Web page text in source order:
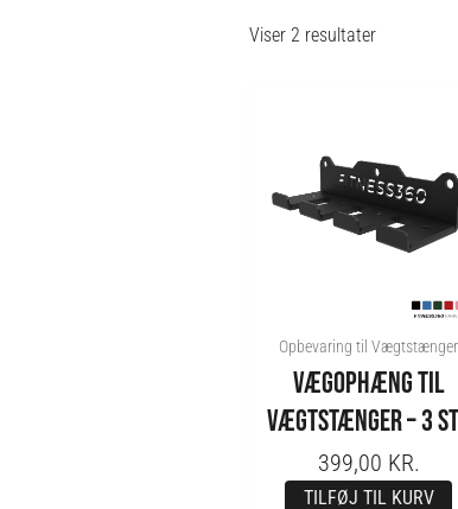
Viser 2 resultater
Opbevaring til Vægtstænger
VÆGOPHÆNG TIL
VÆGTSTÆNGER – 3
399,00 KR.
TILFØJ TIL KURV